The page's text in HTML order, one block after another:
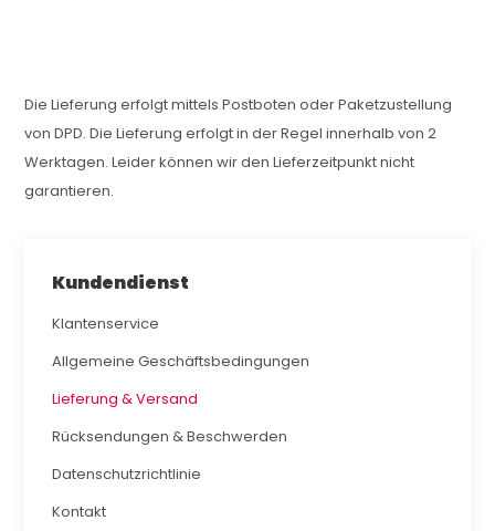
Kundendienst
Klantenservice
Allgemeine Geschäftsbedingungen
Lieferung & Versand
Rücksendungen & Beschwerden
Datenschutzrichtlinie
Kontakt
Die Lieferung erfolgt mittels Postboten oder Paketzustellung
von DPD. Die Lieferung erfolgt in der Regel innerhalb von 2
Werktagen. Leider können wir den Lieferzeitpunkt nicht
garantieren.